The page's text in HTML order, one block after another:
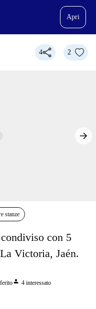
Apri
4 2
stanze
con 5
Victoria, Jaén.
person 4 interessato